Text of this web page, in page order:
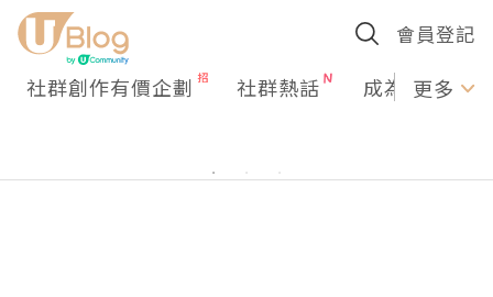
會員登記
社群創作有價企劃 社群熱話 成為U更多